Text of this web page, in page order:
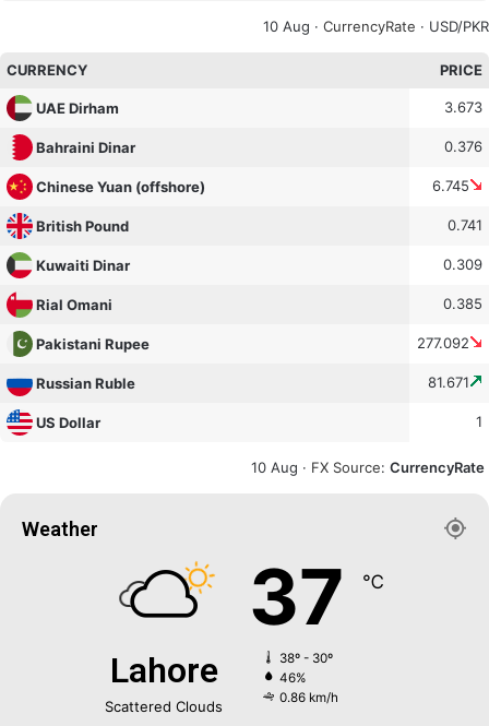
10 Aug · CurrencyRate · USD/PKR
CURRENCY PRICE
UAE Dirham 3.673
Bahraini Dinar 0.376
Chinese Yuan (offshore) 6.745
British Pound 0.741
Kuwaiti Dinar 0.309
Rial Omani 0.385
Pakistani Rupee 277.092
Russian Ruble 81.671
US Dollar 1
10 Aug · FX Source: CurrencyRate
Weather
Lahore
Scattered Clouds
37 ℃
38º - 30º
46%
0.86 km/h